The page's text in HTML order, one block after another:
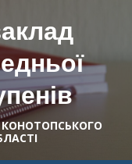
КОНОТОПСЬКОГО